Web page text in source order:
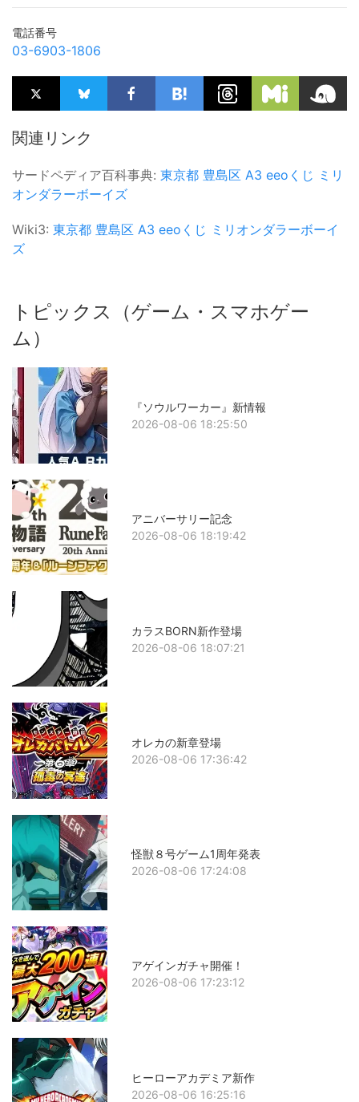
電話番号
03-6903-1806
関連リンク
サードペディア百科事典: 東京都 豊島区 A3 eeoくじ ミリ
オンダラーボーイズ
Wiki3: 東京都 豊島区 A3 eeoくじ ミリオンダラーボーイ
ズ
トピックス（ゲーム・スマホゲー
ム）
『ソウルワーカー』新情報
2026-08-06 18:25:50
アニバーサリー記念
2026-08-06 18:19:42
カラスBORN新作登場
2026-08-06 18:07:21
オレカの新章登場
2026-08-06 17:36:42
怪獣８号ゲーム1周年発表
2026-08-06 17:24:08
アゲインガチャ開催！
2026-08-06 17:23:12
ヒーローアカデミア新作
2026-08-06 16:25:16